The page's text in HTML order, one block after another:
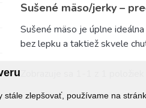
stále zlepšovať, používame na
Sušené mäso/jerky –
Sušené mäso je úplne
bez lepku a taktiež skvele